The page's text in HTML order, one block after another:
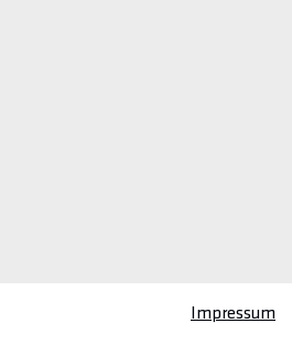
Impressum